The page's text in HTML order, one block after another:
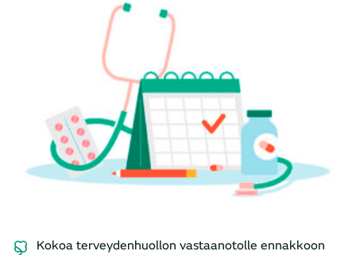
Kokoa terveydenhuollon vastaanotolle ennakkoon